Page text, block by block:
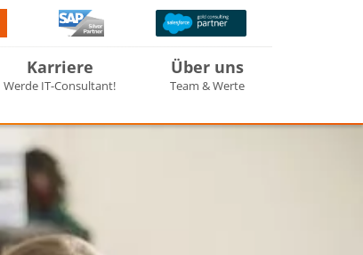
Karriere
Werde IT-Consultant!
Über uns
Team & Werte